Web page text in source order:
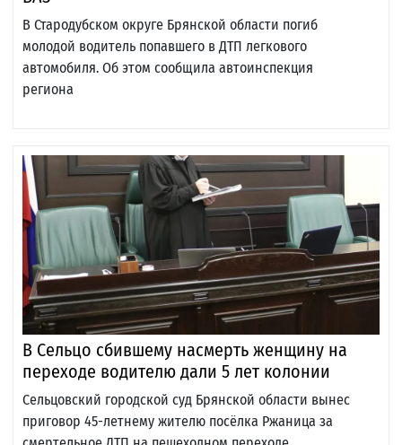
В Стародубском округе Брянской области погиб
молодой водитель попавшего в ДТП легкового
автомобиля. Об этом сообщила автоинспекция
региона
В Сельцо сбившему насмерть женщину на
переходе водителю дали 5 лет колонии
Сельцовский городской суд Брянской области вынес
приговор 45-летнему жителю посёлка Ржаница за